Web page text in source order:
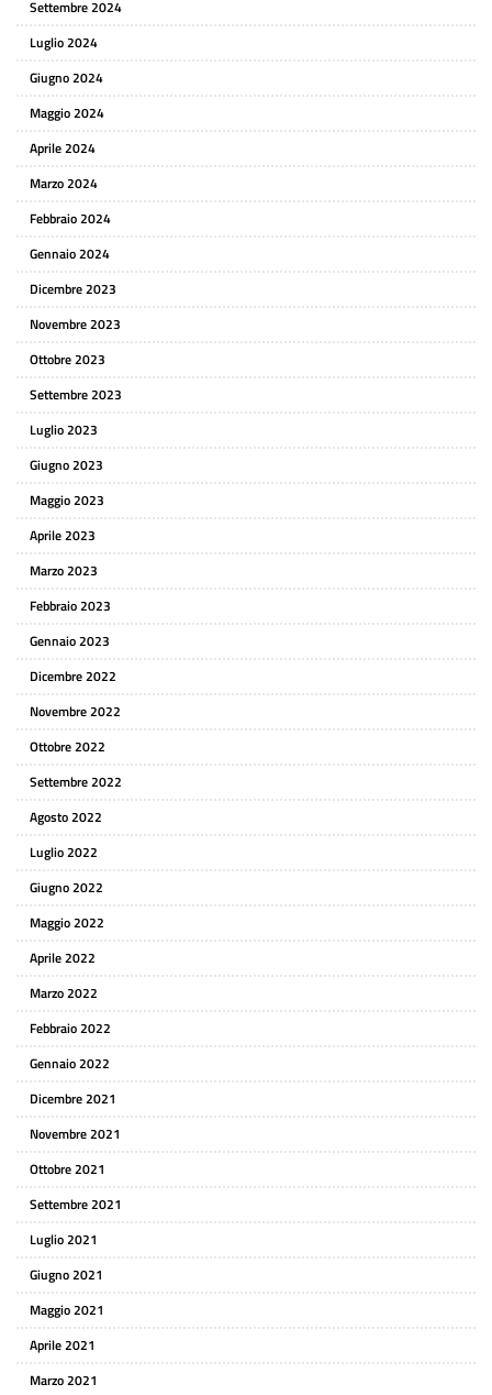
Settembre 2024
Luglio 2024
Giugno 2024
Maggio 2024
Aprile 2024
Marzo 2024
Febbraio 2024
Gennaio 2024
Dicembre 2023
Novembre 2023
Ottobre 2023
Settembre 2023
Luglio 2023
Giugno 2023
Maggio 2023
Aprile 2023
Marzo 2023
Febbraio 2023
Gennaio 2023
Dicembre 2022
Novembre 2022
Ottobre 2022
Settembre 2022
Agosto 2022
Luglio 2022
Giugno 2022
Maggio 2022
Aprile 2022
Marzo 2022
Febbraio 2022
Gennaio 2022
Dicembre 2021
Novembre 2021
Ottobre 2021
Settembre 2021
Luglio 2021
Giugno 2021
Maggio 2021
Aprile 2021
Marzo 2021